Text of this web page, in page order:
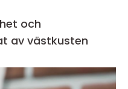
av västkusten